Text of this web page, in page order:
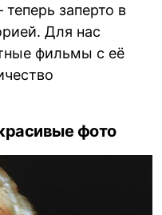
заперто в
Для нас
фильмы с её
фото